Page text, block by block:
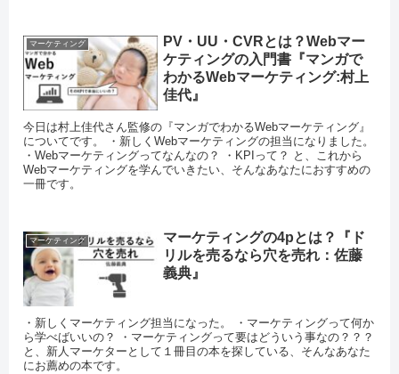
マーケティング
PV・UU・CVRとは？Webマー
ケティングの入門書『マンガで
わかるWebマーケティング:村上
佳代』
今日は村上佳代さん監修の『マンガでわかるWebマーケティング』
についてです。 ・新しくWebマーケティングの担当になりました。
・Webマーケティングってなんなの？ ・KPIって？ と、これから
Webマーケティングを学んでいきたい、そんなあなたにおすすめの
一冊です。
マーケティング
マーケティングの4pとは？『ド
リルを売るなら穴を売れ：佐藤
義典』
・新しくマーケティング担当になった。 ・マーケティングって何か
ら学べばいいの？ ・マーケティングって要はどういう事なの？？？
と、新人マーケターとして１冊目の本を探している、そんなあなた
にお薦めの本です。